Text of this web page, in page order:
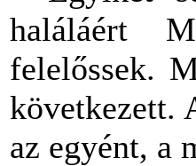
haláláért
felelőssek.
következett.
az egyént, a